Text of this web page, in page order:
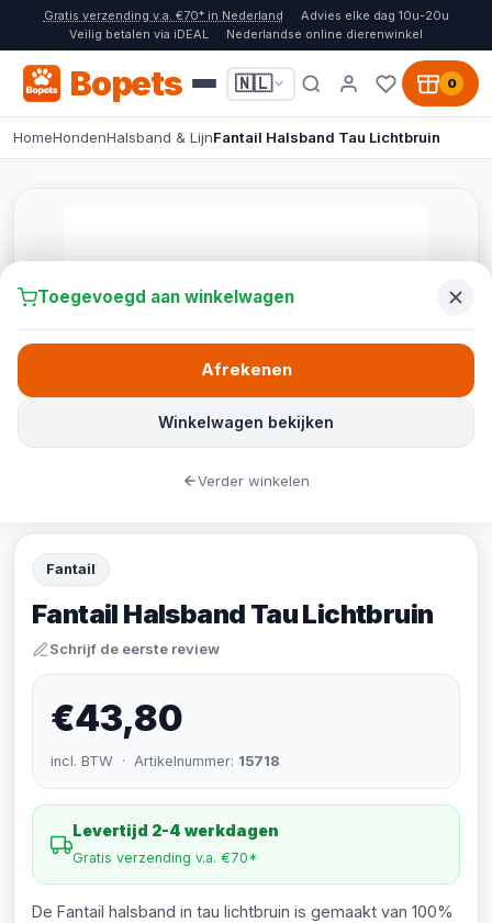
Gratis verzending v.a. €70* in Nederland
Advies elke dag 10u-20u
Veilig betalen via iDEAL
Nederlandse online dierenwinkel
Bopets 🇳🇱 0
HomeHondenHalsband & LijnFantail Halsband Tau Lichtbruin
Fantail
Fantail Halsband Tau Lichtbruin
Schrijf de eerste review
€43,80
incl. BTW · Artikelnummer: 15718
Levertijd 2-4 werkdagen
Gratis verzending v.a. €70*
De Fantail halsband in tau lichtbruin is gemaakt van 100%
Toegevoegd aan winkelwagen
Winkelwagen bekijken
Afrekenen
Verder winkelen